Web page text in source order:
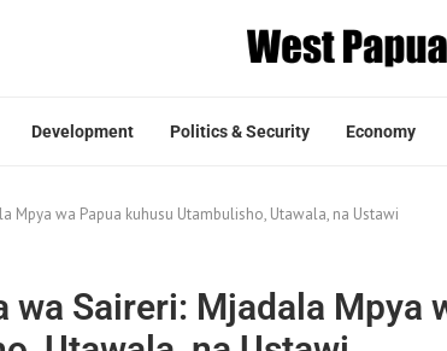
Development Politics & Security Economy
Mpya wa Papua kuhusu Utambulisho, Utawala, na Ustawi
wa Saireri: Mjadala Mpya